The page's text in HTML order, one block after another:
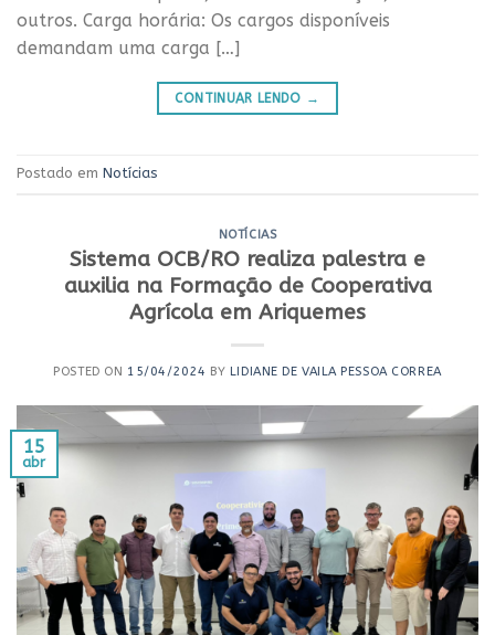
outros. Carga horária: Os cargos disponíveis
demandam uma carga […]
CONTINUAR LENDO →
Postado em Notícias
NOTÍCIAS
Sistema OCB/RO realiza palestra e
auxilia na Formação de Cooperativa
Agrícola em Ariquemes
POSTED ON 15/04/2024 BY LIDIANE DE VAILA PESSOA CORREA
15
abr